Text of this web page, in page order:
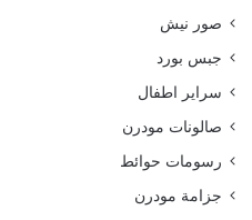
صور نيش
جبس بورد
سراير اطفال
صالونات مودرن
رسومات حوائط
جزامة مودرن